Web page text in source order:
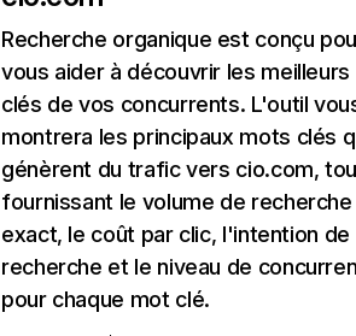
Recherche organique est conçu
vous aider à découvrir les
clés de vos concurrents. L'outil
montrera les principaux mots clés
génèrent du trafic vers cio.com,
fournissant le volume de recherche
exact, le coût par clic, l'intention de
recherche et le niveau de
pour chaque mot clé.